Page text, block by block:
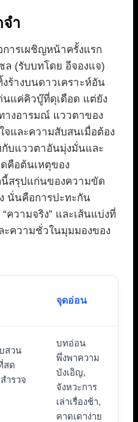
ำ
ารเผชิญหน้าครั้งแรก
ล (รับบทโดย อีจองแจ)
ร้างบนดาวเคราะห์อัน
นแค่คิวบู๊ที่ดุเดือด แต่ยัง
างอารมณ์ แววตาของ
จและความสับสนเมื่อต้อง
บแววตาอันมุ่งมั่นและ
ดคือต้นเหตุของ
สรุปแก่นของความขัด
ง นั่นคือการปะทะกัน
ความจริง” และเส้นแบ่งที่
ะความชั่วในมุมมองของ
จุดอ่อน
สวน
สด
ำรวจ
บทอ่อน
พึ่งพาความ
บังเอิญ,
จังหวะการ
เล่าเรื่องช้า,
คาดเดาง่าย